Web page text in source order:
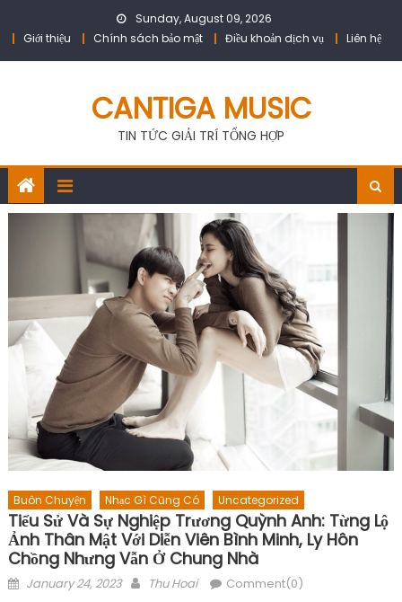
Sunday, August 09, 2026
Giới thiệu
Chính sách bảo mật Điều khoản dịch vụ Liên hệ
CANTIGA MUSIC
TIN TỨC GIẢI TRÍ TỔNG HỢP
Buôn Chuyện Nhạc Gì Cũng Có Uncategorized
Tiểu Sử Và Sự Nghiệp Trương Quỳnh Anh: Từng Lộ
Ảnh Thân Mật Với Diễn Viên Bình Minh, Ly Hôn
Chồng Nhưng Vẫn Ở Chung Nhà
Posted
January 24, 2023 Author
Thu Hoai Comment(0)